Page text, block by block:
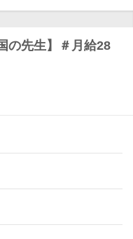
の先生】＃月給28